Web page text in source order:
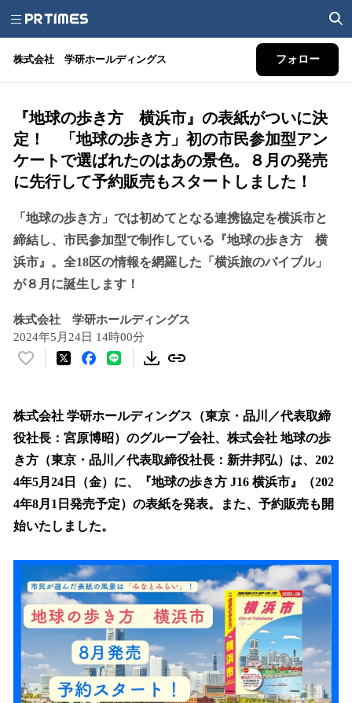
株式会社 学研ホールディングス フォロー
『地球の歩き方 横浜市』の表紙がついに決
定！ 「地球の歩き方」初の市民参加型アン
ケートで選ばれたのはあの景色。８月の発売
に先行して予約販売もスタートしました！
「地球の歩き方」では初めてとなる連携協定を横浜市と
締結し、市民参加型で制作している『地球の歩き方 横
浜市』。全18区の情報を網羅した「横浜旅のバイブル」
が８月に誕生します！
株式会社 学研ホールディングス
2024年5月24日 14時00分
い
！
数
を
読
み
込
み
中
す
株式会社 学研ホールディングス（東京・品川／代表取締
役社長：宮原博昭）のグループ会社、株式会社 地球の歩
き方（東京・品川／代表取締役社長：新井邦弘）は、202
4年5月24日（金）に、『地球の歩き方 J16 横浜市』（202
4年8月1日発売予定）の表紙を発表。また、予約販売も開
始いたしました。